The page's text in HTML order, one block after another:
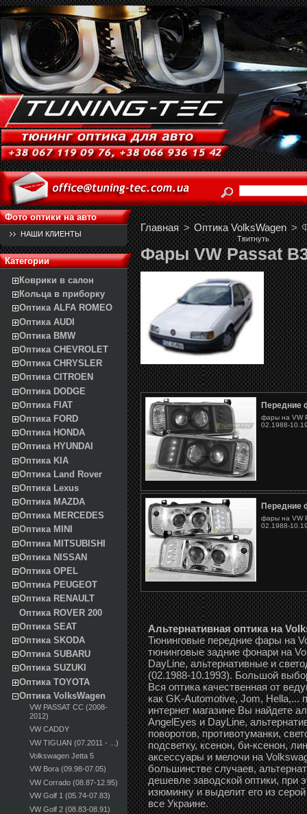
Фото оптики на авто
НАШИ КЛИЕНТЫ
Категории
Коврики в салон
Кольца в приборку
Оптика ALFA ROMEO
Оптика AUDI
Оптика BMW
Оптика CHEVROLET
Оптика CHRYSLER
Оптика CITROEN
Оптика DODGE
Оптика FIAT
Оптика FORD
Оптика HONDA
Оптика HYUNDAI
Оптика KIA
Оптика Land Rover
Оптика Lexus
Оптика MAZDA
Оптика MERCEDES
Оптика MINI
Оптика MITSUBISHI
Оптика NISSAN
Оптика OPEL
Оптика PEUGEOT
Оптика RENAULT
Оптика ROVER 200
Оптика SEAT
Оптика SKODA
Оптика SUBARU
Оптика SUZUKI
Оптика TOYOTA
Оптика VolksWagen
VW PASSAT CC (2008-
2012)
VW CADDY
VW TIGUAN (07.2011 - ...)
Volkswagen Jetta 5
VW Bora (09.98-07.05)
VW Corrado (08.87-12.95)
VW Golf 1 (05.74-07.83)
VW Golf 2 (08.83-08.91)
Главная > Оптика VolksWagen >
Твитнуть
Фары VW Passat
Передние
фары на VW
02.1988-
Передние
фары на VW
02.1988-
Альтернативная оптика на
Тюнинговые передние фары на
тюнинговые задние фонари на
DayLine, альтернативные и
(02.1988-10.1993). Большой
Вся оптика качественная от
как GK-Automotive, Jom,
интернет магазине Вы найдете
AngelEyes и DayLine,
поворотов, противотуманки,
подсветку, ксенон, би-ксенон,
аксессуары и мелочи на
большинстве случаев,
дешевле заводской оптики,
изюминку и выделит его из
все Украине.